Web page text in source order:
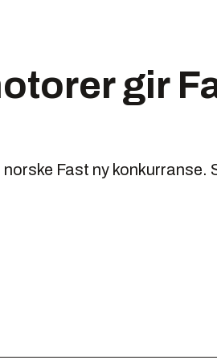
gir
Fast ny konkurranse.